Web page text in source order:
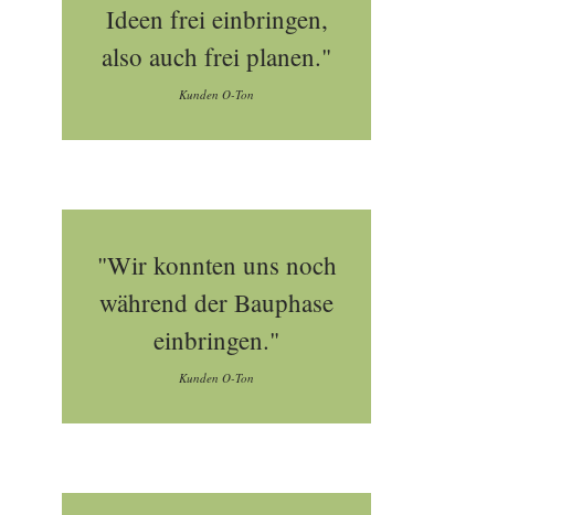
Ideen frei einbringen,
also auch frei planen."
Kunden O-Ton
"Wir konnten uns noch
während der Bauphase
einbringen."
Kunden O-Ton